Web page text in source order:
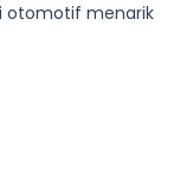
otomotif menarik